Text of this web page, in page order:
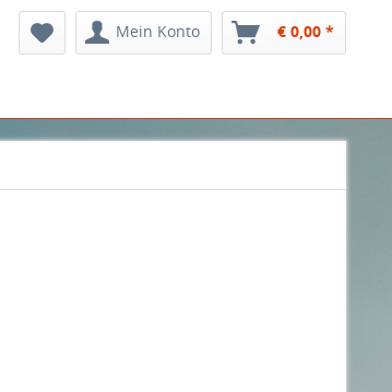
Mein Konto € 0,00 *